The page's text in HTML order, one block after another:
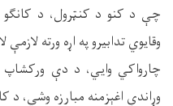
چې د کنو د کنټرول، د کانګو
وقایوي تدابیرو په اړه ورته
چارواکي وایي، د دې
وړاندې اغېزمنه مبارزه وشي،